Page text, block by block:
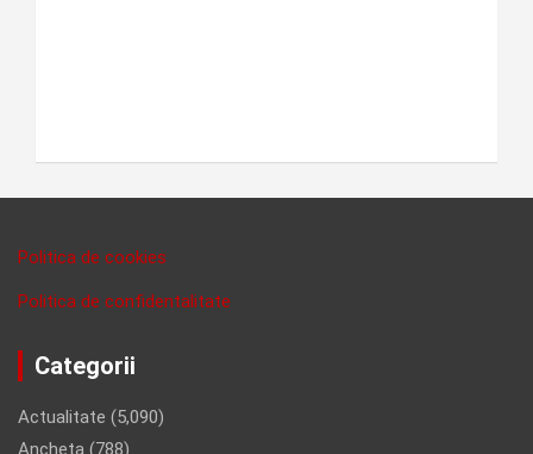
Politica de cookies
Politica de confidentalitate
Categorii
Actualitate (5,090)
Ancheta (788)